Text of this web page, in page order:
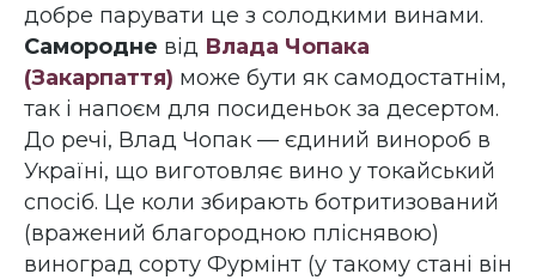
добре парувати це з солодкими винами.
Самородне від Влада Чопака
(Закарпаття) може бути як самодостатнім,
так і напоєм для посиденьок за десертом.
До речі, Влад Чопак — єдиний винороб в
Україні, що виготовляє вино у токайський
спосіб. Це коли збирають ботритизований
(вражений благородною пліснявою)
виноград сорту Фурмінт (у такому стані він